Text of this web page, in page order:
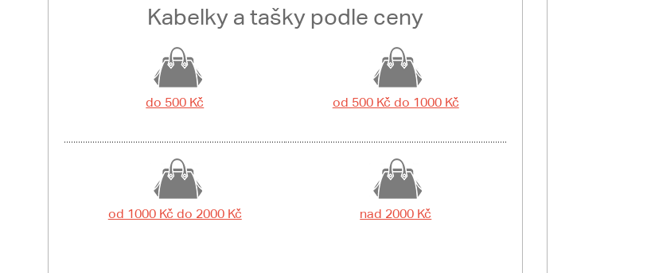
Kabelky a tašky podle ceny
do 500 Kč od 500 Kč do 1000 Kč
od 1000 Kč do 2000 Kč nad 2000 Kč